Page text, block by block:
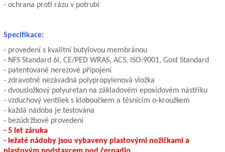
- ochrana proti rázu v potrubí
Specifikace:
- provedení s kvalitní butylovou membránou
- NFS Standard 6l, CE/PED WRAS, ACS, ISO:9001, Gost Standard
- patentované nerezové připojení
- zdravotně nezávadná polypropylenová vložka
- dvousložkový polyuretan na základovém epoxidovém nástřiku
- vzduchový ventilek s kloboučkem a těsnícím o-kroužkem
- každá nádoba je testována
- bezúdržbové provedení
- 5 let záruka
- ležaté nádoby jsou vybaveny plastovými nožičkami a